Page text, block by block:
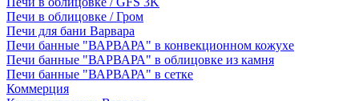
Печи в облицовке / Гром
Печи для бани Варвара
Печи банные "ВАРВАРА" в конвекционном кожухе
Печи банные "ВАРВАРА" в облицовке из камня
Печи банные "ВАРВАРА" в сетке
Коммерция